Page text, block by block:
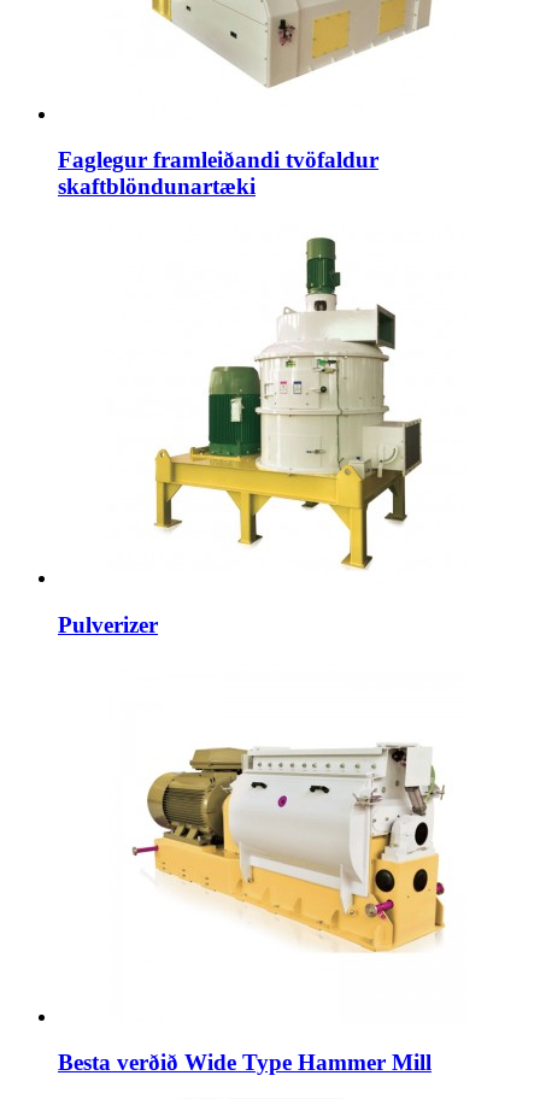
Faglegur framleiðandi tvöfaldur
skaftblöndunartæki
Pulverizer
Besta verðið Wide Type Hammer Mill